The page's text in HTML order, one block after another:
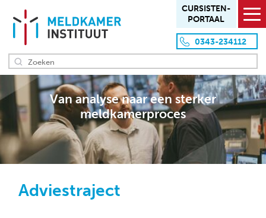
Van analyse naar een sterker
meldkamerproces
Adviestraject
0343-234112
HOME
OVER ONS
Missie en visie
Aanpak en werkwijze
Locaties
CURSISTEN­
PORTAAL